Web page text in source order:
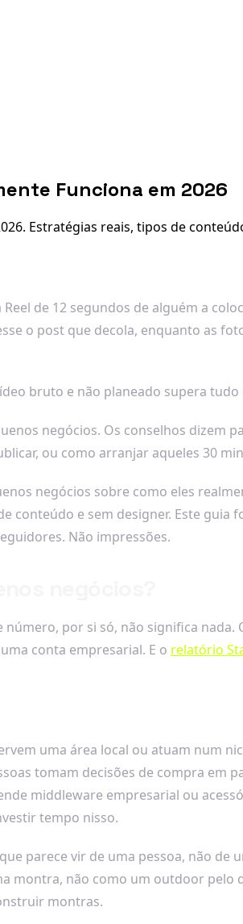
Funciona em 2026
Estratégias reais, tipos de
de 12 segundos de alguém a
o post que decola, enquanto as
bruto e não planeado supera
negócios. Os conselhos dizem
ou como arranjar aqueles 30
negócios sobre como eles
conteúdo e sem designer. Este
Não impressões.
número, por si só, não significa
conta empresarial. E o relatório
uma área local ou atuam num
tomam decisões de compra em
middleware empresarial ou
tempo nisso.
parece vir de uma pessoa, não de
montra, não como um outdoor pelo
montras.